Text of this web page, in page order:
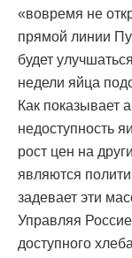
«вовремя не
прямой линии
будет
недели яйца
Как показывает
недоступность
рост цен на
являются
задевает эти
Управляя
доступного